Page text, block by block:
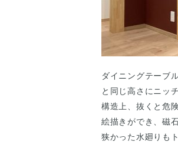
ダイニングテーブ
と同じ高さにニッ
構造上、抜くと危
絵描きができ、磁
狭かった水廻りも